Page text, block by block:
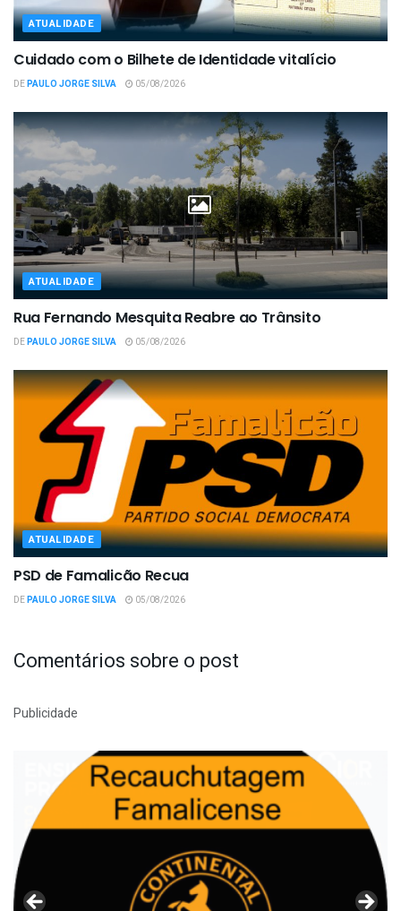
ATUALIDADE
Cuidado com o Bilhete de Identidade vitalício
DEPAULO JORGE SILVA 05/08/2026
ATUALIDADE
Rua Fernando Mesquita Reabre ao Trânsito
DEPAULO JORGE SILVA 05/08/2026
ATUALIDADE
PSD de Famalicão Recua
DEPAULO JORGE SILVA 05/08/2026
Comentários sobre o post
Publicidade